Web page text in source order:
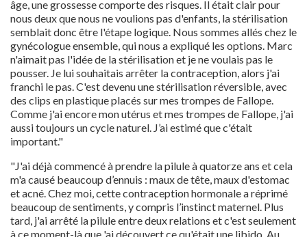
âge, une grossesse comporte des risques. Il était clair pour
nous deux que nous ne voulions pas d'enfants, la stérilisation
semblait donc être l'étape logique. Nous sommes allés chez le
gynécologue ensemble, qui nous a expliqué les options. Marc
n'aimait pas l'idée de la stérilisation et je ne voulais pas le
pousser. Je lui souhaitais arrêter la contraception, alors j'ai
franchi le pas. C'est devenu une stérilisation réversible, avec
des clips en plastique placés sur mes trompes de Fallope.
Comme j'ai encore mon utérus et mes trompes de Fallope, j'ai
aussi toujours un cycle naturel. J’ai estimé que c'était
important."
"J'ai déjà commencé à prendre la pilule à quatorze ans et cela
m'a causé beaucoup d’ennuis : maux de tête, maux d'estomac
et acné. Chez moi, cette contraception hormonale a réprimé
beaucoup de sentiments, y compris l’instinct maternel. Plus
tard, j'ai arrêté la pilule entre deux relations et c'est seulement
à ce moment-là que 'ai découvert ce qu'était une libido. Au